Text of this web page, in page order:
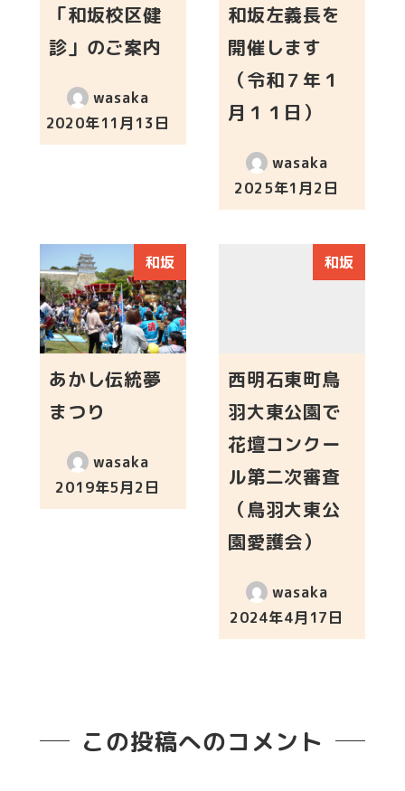
「和坂校区健
診」のご案内
wasaka
投稿日
2020年11月13日
和坂左義長を
開催します
（令和７年１
月１１日）
wasaka
投稿日
2025年1月2日
和坂
あかし伝統夢
まつり
wasaka
投稿日
2019年5月2日
和坂
西明石東町鳥
羽大東公園で
花壇コンクー
ル第二次審査
（鳥羽大東公
園愛護会）
wasaka
投稿日
2024年4月17日
この投稿へのコメント